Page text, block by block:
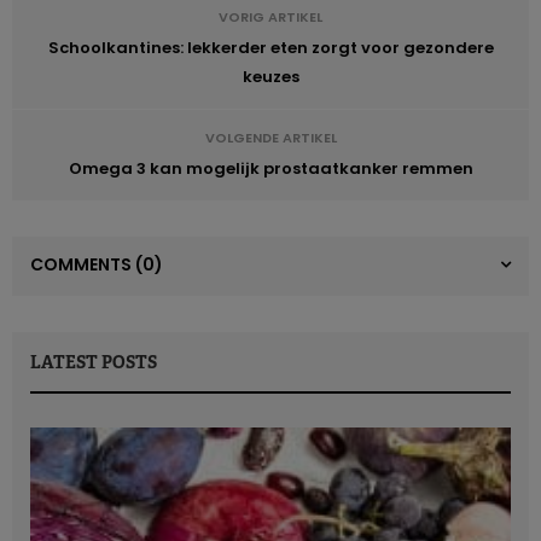
VORIG ARTIKEL
Schoolkantines: lekkerder eten zorgt voor gezondere
keuzes
VOLGENDE ARTIKEL
Omega 3 kan mogelijk prostaatkanker remmen
COMMENTS (0)
LATEST POSTS